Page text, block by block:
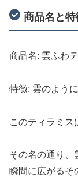
商品名と特
商品名: 雲ふわ
特徴: 雲のよう
このティラミス
その名の通り、
瞬間に広がるそ